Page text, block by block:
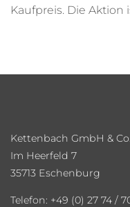
Kaufpreis. Die Aktion
Kettenbach GmbH &
Im Heerfeld 7
35713 Eschenburg
Telefon: +49 (0) 27 74 /